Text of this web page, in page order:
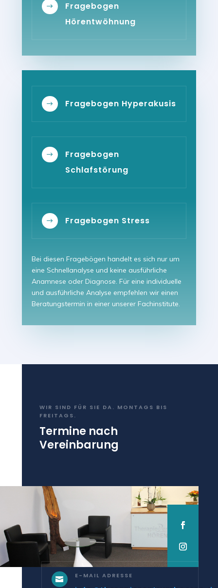
$
Fragebogen
Hörentwöhnung
$ Fragebogen Hyperakusis
$
Fragebogen
Schlafstörung
$ Fragebogen Stress
Bei diesen Fragebögen handelt es sich nur um
eine Schnellanalyse und keine ausführliche
Anamnese oder Diagnose. Für eine individuelle
und ausführliche Analyse empfehlen wir einen
Beratungstermin in einer unserer Fachinstitute.
WIR SIND FÜR SIE DA. MONTAGS BIS
FREITAGS.
Termine nach
Vereinbarung
 E-MAIL ADRESSE